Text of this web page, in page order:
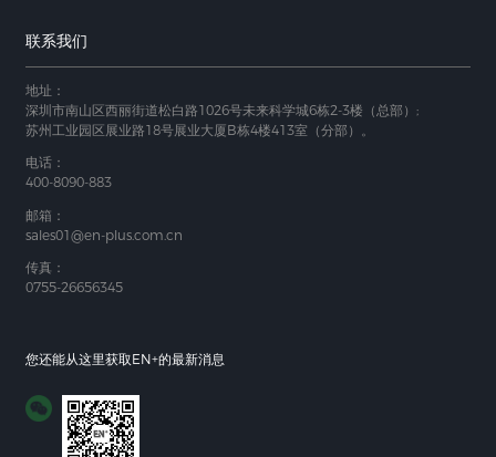
联系我们
地址：
深圳市南山区西丽街道松白路1026号未来科学城6栋2-3楼（总部）;
苏州工业园区展业路18号展业大厦B栋4楼413室（分部）。
电话：
400-8090-883
邮箱：
sales01@en-plus.com.cn
传真：
0755-26656345
您还能从这里获取EN+的最新消息